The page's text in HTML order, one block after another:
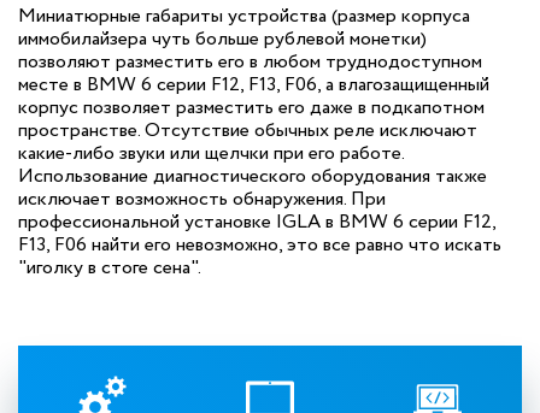
Миниатюрные габариты устройства (размер корпуса
иммобилайзера чуть больше рублевой монетки)
позволяют разместить его в любом труднодоступном
месте в BMW 6 серии F12, F13, F06, а влагозащищенный
корпус позволяет разместить его даже в подкапотном
пространстве. Отсутствие обычных реле исключают
какие-либо звуки или щелчки при его работе.
Использование диагностического оборудования также
исключает возможность обнаружения. При
профессиональной установке IGLA в BMW 6 серии F12,
F13, F06 найти его невозможно, это все равно что искать
"иголку в стоге сена".